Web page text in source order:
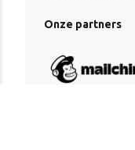
Onze partners